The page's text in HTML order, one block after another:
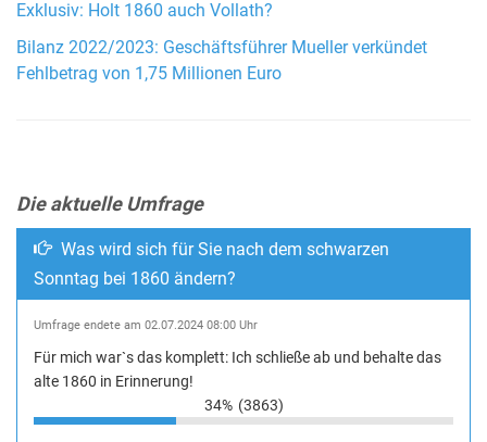
Exklusiv: Holt 1860 auch Vollath?
Bilanz 2022/2023: Geschäftsführer Mueller verkündet
Fehlbetrag von 1,75 Millionen Euro
Die aktuelle Umfrage
Was wird sich für Sie nach dem schwarzen
Sonntag bei 1860 ändern?
Umfrage endete am 02.07.2024 08:00 Uhr
Für mich war`s das komplett: Ich schließe ab und behalte das
alte 1860 in Erinnerung!
34% (3863)